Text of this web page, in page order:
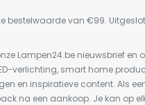
bestelwaarde van €99.
Lampen24.be nieuwsbrief
verlichting, smart home
en inspiratieve content. Als
na een aankoop. Je kan op